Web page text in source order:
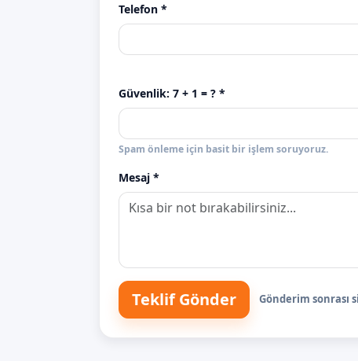
Telefon *
Güvenlik: 7 + 1 = ? *
Spam önleme için basit bir işlem soruyoruz.
Mesaj *
Teklif Gönder Gönderim sonrası